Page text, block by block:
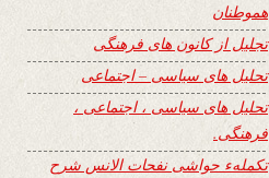
هموطنان
تجلیل از کانون های فرهنگی
تحلیل های سیاسی – اجتماعی
تحلیل های سیاسی ، اجتماعی ،
فرهنگی.
تکملهء حواشی نفحات الانس شرح